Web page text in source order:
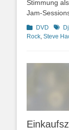
Stimmung
Jam-
Kategorien
DVD
Rock, Steve